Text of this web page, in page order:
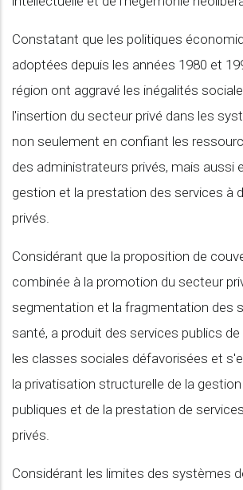
Constatant que les politiques
adoptées depuis les années 1980 et
région ont aggravé les inégalités
l'insertion du secteur privé dans les
non seulement en confiant les
des administrateurs privés, mais aussi
gestion et la prestation des services à
privés.
Considérant que la proposition de
combinée à la promotion du secteur
segmentation et la fragmentation des
santé, a produit des services publics
les classes sociales défavorisées et
la privatisation structurelle de la
publiques et de la prestation de
privés.
Considérant les limites des systèmes